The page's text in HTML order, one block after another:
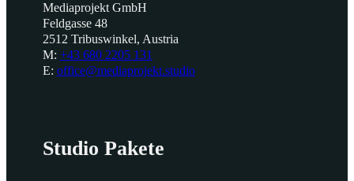
Mediaprojekt GmbH
Feldgasse 48
2512 Tribuswinkel, Austria
M: +43 680 2205 131
E: office@mediaprojekt.studio
Studio Pakete